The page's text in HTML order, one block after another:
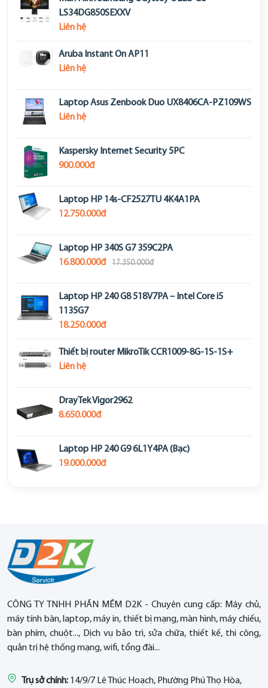
LS34DG850SEXXV
Liên hệ
Aruba Instant On AP11
Liên hệ
Laptop Asus Zenbook Duo UX8406CA-PZ109WS
Liên hệ
Kaspersky Internet Security 5PC
900.000đ
Laptop HP 14s-CF2527TU 4K4A1PA
12.750.000đ
Laptop HP 340S G7 359C2PA
16.800.000đ
17.350.000đ
Laptop HP 240 G8 518V7PA – Intel Core i5
1135G7
18.250.000đ
Thiết bị router MikroTik CCR1009-8G-1S-1S+
Liên hệ
DrayTek Vigor2962
8.650.000đ
Laptop HP 240 G9 6L1Y4PA (Bạc)
19.000.000đ
CÔNG TY TNHH PHẦN MỀM D2K - Chuyên cung cấp: Máy chủ,
máy tính bàn, laptop, máy in, thiết bị mạng, màn hình, máy chiếu,
bàn phím, chuột..., Dịch vụ bảo trì, sửa chữa, thiết kế, thi công,
quản trị hệ thống mạng, wifi, tổng đài...
Trụ sở chính: 14/9/7 Lê Thúc Hoạch, Phường Phú Thọ Hòa,